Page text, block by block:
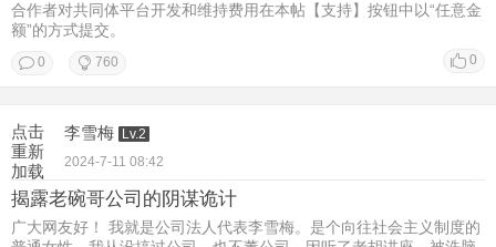
合作者对共同体平台开发和维持费用在本帖【支持】按钮中以“任意金
额”的方式提交。
0
0 760
点击
重新
加载
李雪梅
Lv.2
2024-7-11 08:42
揭露老碗哥公司的阴谋诡计
广大网友好！ 我就是公司法人代表李雪梅。是个向往社会主义制度的